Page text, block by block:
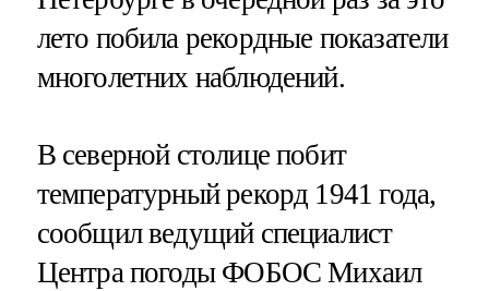
лето побила рекордные показатели
многолетних наблюдений.
В северной столице побит
температурный рекорд 1941 года,
сообщил ведущий специалист
Центра погоды ФОБОС Михаил